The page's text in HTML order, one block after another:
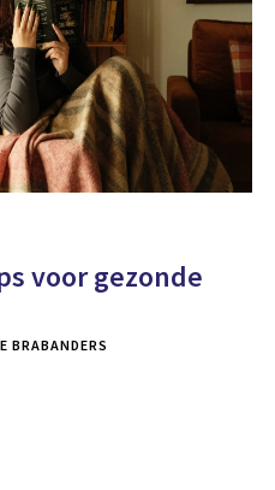
voor gezonde
BRABANDERS